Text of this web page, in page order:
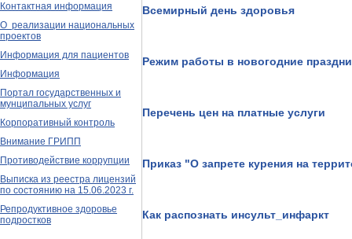
Контактная информация
О реализации национальных
проектов
Информация для пациентов
Информация
Портал государственных и
мунципальных услуг
Корпоративный контроль
Внимание ГРИПП
Противодействие коррупции
Выписка из реестра лицензий
по состоянию на 15.06.2023 г.
Репродуктивное здоровье
подростков
Всемирный день здоровья
Режим работы в новогодние
Перечень цен на платные услуги
Приказ "О запрете курения на
Как распознать инсульт_инфаркт